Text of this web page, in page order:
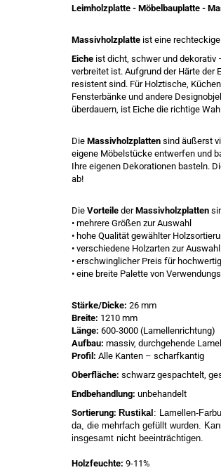
Leimholzplatte - Möbelbauplatte -
Massivholzplatte ist eine
Eiche ist dicht, schwer und dekorativ
verbreitet ist. Aufgrund der Härte der
resistent sind. Für Holztische,
Fensterbänke und andere
überdauern, ist Eiche die richtige
Die Massivholzplatten sind äußerst
eigene Möbelstücke entwerfen und
Ihre eigenen Dekorationen basteln.
ab!
Die Vorteile derMassivholzplatten
• mehrere Größen zur Auswahl
• hohe Qualität gewählter
• verschiedene Holzarten zur Auswahl
• erschwinglicher Preis für
• eine breite Palette von
Stärke/Dicke: 26 mm
Breite: 1210 mm
Länge: 600-3000 (Lamellenrichtung)
Aufbau: massiv, durchgehende
Profil: Alle Kanten – scharfkantig
Oberfläche: schwarz gespachtelt,
Endbehandlung: unbehandelt
Sortierung: Rustikal : Lamellen-
da, die mehrfach gefüllt wurden.
insgesamt nicht beeinträchtigen.
Holzfeuchte: 9-11%